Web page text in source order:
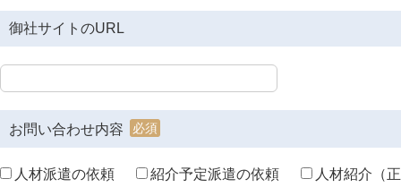
御社サイトのURL
お問い合わせ内容 必須
人材派遣の依頼 紹介予定派遣の依頼 人材紹介（